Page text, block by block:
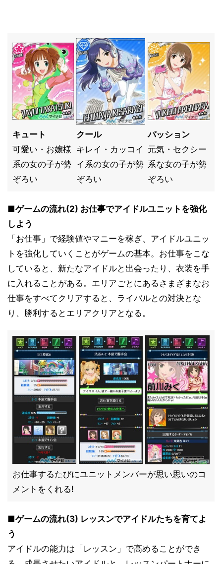
キュート
可愛い・お嬢様
系の女の子が勢
ぞろい
クール
キレイ・カッコイ
イ系の女の子が勢
ぞろい
パッション
元気・セクシー
系な女の子が勢
ぞろい
■ゲームの流れ(2) お仕事でアイドルユニットを強化
しよう
「お仕事」で経験値やマニーを稼ぎ、アイドルユニッ
トを強化していくことがゲームの基本。お仕事をこな
していると、新たなアイドルと出会ったり、衣装を手
に入れることがある。エリアごとにあるさまざまなお
仕事をすべてクリアすると、ライバルとの対決とな
り、勝利するとエリアクリアとなる。
お仕事するたびにユニットメンバーが思い思いのコ
メントをくれる!
■ゲームの流れ(3) レッスンでアイドルたちを育てよ
う
アイドルの能力は「レッスン」で高めることができ